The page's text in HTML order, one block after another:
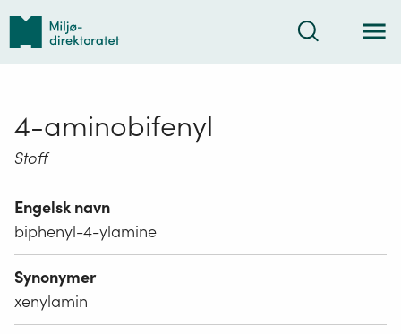
Tilbake
forsiden
Søk
4-aminobifenyl
Stoff
Engelsk navn
biphenyl-4-ylamine
Synonymer
xenylamin